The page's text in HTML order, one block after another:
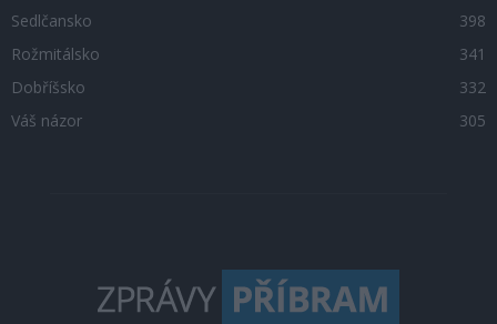
Sedlčansko
398
Rožmitálsko
341
Dobříšsko
332
Váš názor
305